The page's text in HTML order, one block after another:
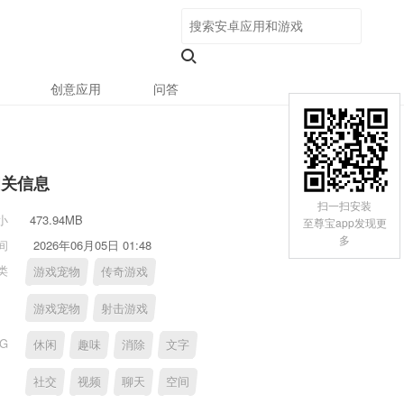
创意应用 问答
信息
473.94MB
2026年06月05日 01:48
游戏宠物 传奇游戏
游戏宠物 射击游戏
休闲 趣味 消除 文字
社交 视频 聊天 空间
扫一扫安装
至尊宝app发现更
多